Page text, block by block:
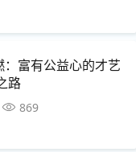
富有公益心的才艺
路
869